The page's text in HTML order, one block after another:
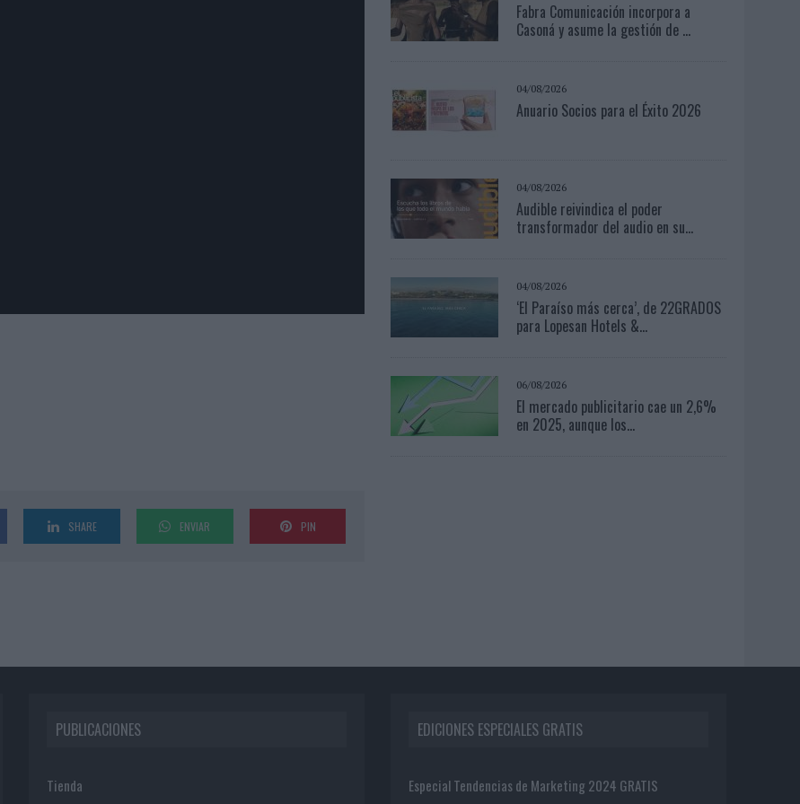
SHARE ENVIAR PIN
Fabra Comunicación incorpora a
Casoná y asume la gestión de ...
04/08/2026
Anuario Socios para el Éxito 2026
04/08/2026
Audible reivindica el poder
transformador del audio en su...
04/08/2026
‘El Paraíso más cerca’, de 22GRADOS
para Lopesan Hotels &...
06/08/2026
El mercado publicitario cae un 2,6%
en 2025, aunque los...
PUBLICACIONES
Tienda
EDICIONES ESPECIALES GRATIS
Especial Tendencias de Marketing 2024 GRATIS